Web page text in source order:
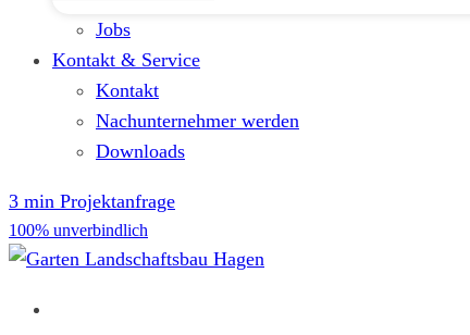
Jobs
Kontakt & Service
Kontakt
Nachunternehmer werden
Downloads
3 min Projektanfrage
100% unverbindlich